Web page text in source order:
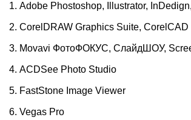
Adobe Phostoshop, Illustrator,
CorelDRAW Graphics Suite, CorelCAD
Movavi ФотоФОКУС, СлайдШОУ,
ACDSee Photo Studio
FastStone Image Viewer
Vegas Pro